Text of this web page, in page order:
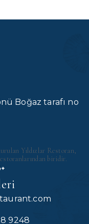
Boğaz tarafı no
Yıldızlar Restoran,
biridir.
9248